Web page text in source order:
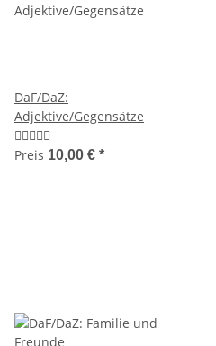
DaF/DaZ:
Adjektive/Gegensätze
Preis 10,00 € *